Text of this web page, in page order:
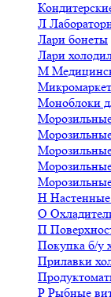
Л
Лари бонеты
Лари
М
Моноблоки
Н
О
П
Покупка б/у
Прилавки
Р Рыбные